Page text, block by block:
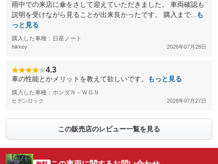
雨中での来店に傘をさして迎えていただきました。 車両確認も
説明を受けながら見ることが出来良かったです。 購入まで...
も
っと見る
購入した車種：日産ノート
hikkey 2026年07月28日
4.3
車の性能とかメリットを教えて欲しいです。 もっと見る
購入した車種：ホンダＮ－ＷＧＮ
ヒデンロック 2026年07月27日
この販売店のレビュー一覧を見る